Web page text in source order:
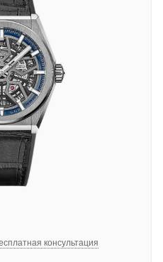
консультация